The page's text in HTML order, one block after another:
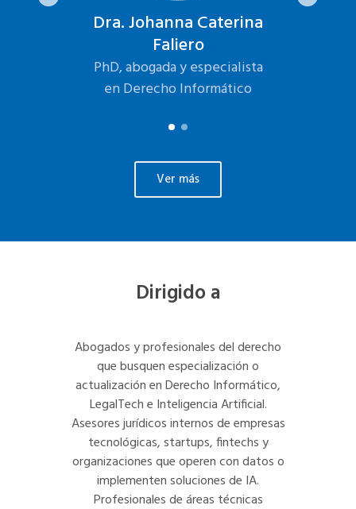
Dra. Johanna Caterina
Faliero
PhD, abogada y especialista
en Derecho Informático
Ver más
Dirigido a
Abogados y profesionales del derecho
que busquen especialización o
actualización en Derecho Informático,
LegalTech e Inteligencia Artificial.
Asesores jurídicos internos de empresas
tecnológicas, startups, fintechs y
organizaciones que operen con datos o
implementen soluciones de IA.
Profesionales de áreas técnicas